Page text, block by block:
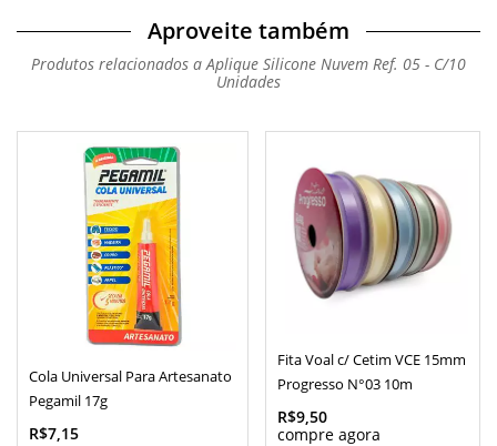
Aproveite também
Produtos relacionados a Aplique Silicone Nuvem Ref. 05 - C/10
Unidades
Cola Universal Para Artesanato
Pegamil 17g
R$7,15
Fita Voal c/ Cetim VCE 15mm
Progresso N°03 10m
R$9,50